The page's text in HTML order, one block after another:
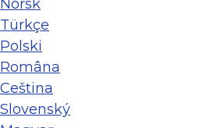
Norsk
Türkçe
Polski
Româna
Ceština
Slovenský